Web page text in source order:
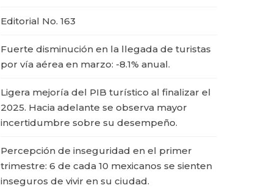
Editorial No. 163
Fuerte disminución en la llegada de turistas
por vía aérea en marzo: -8.1% anual.
Ligera mejoría del PIB turístico al finalizar el
2025. Hacia adelante se observa mayor
incertidumbre sobre su desempeño.
Percepción de inseguridad en el primer
trimestre: 6 de cada 10 mexicanos se sienten
inseguros de vivir en su ciudad.